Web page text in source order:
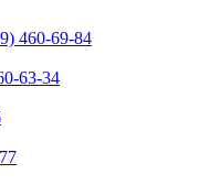
460-69-84
63-34